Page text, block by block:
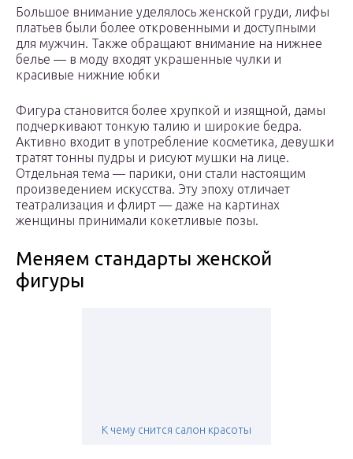
Большое внимание уделялось женской груди, лифы
платьев были более откровенными и доступными
для мужчин. Также обращают внимание на нижнее
белье — в моду входят украшенные чулки и
красивые нижние юбки
Фигура становится более хрупкой и изящной, дамы
подчеркивают тонкую талию и широкие бедра.
Активно входит в употребление косметика, девушки
тратят тонны пудры и рисуют мушки на лице.
Отдельная тема — парики, они стали настоящим
произведением искусства. Эту эпоху отличает
театрализация и флирт — даже на картинах
женщины принимали кокетливые позы.
Меняем стандарты женской
фигуры
К чему снится салон красоты